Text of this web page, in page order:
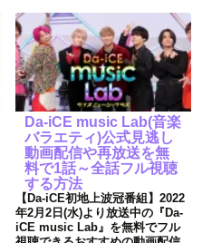
Da-iCE music Lab(音楽
バラエティ)公式見逃し
動画配信や再放送を無
料で1話～全話フル視聴
する方法
【Da-iCE初地上波冠番組】2022
年2月2日(水)より放送中の『Da-
iCE music Lab』を無料でフル